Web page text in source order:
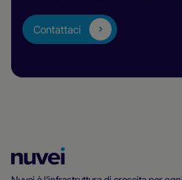
Contattaci
di